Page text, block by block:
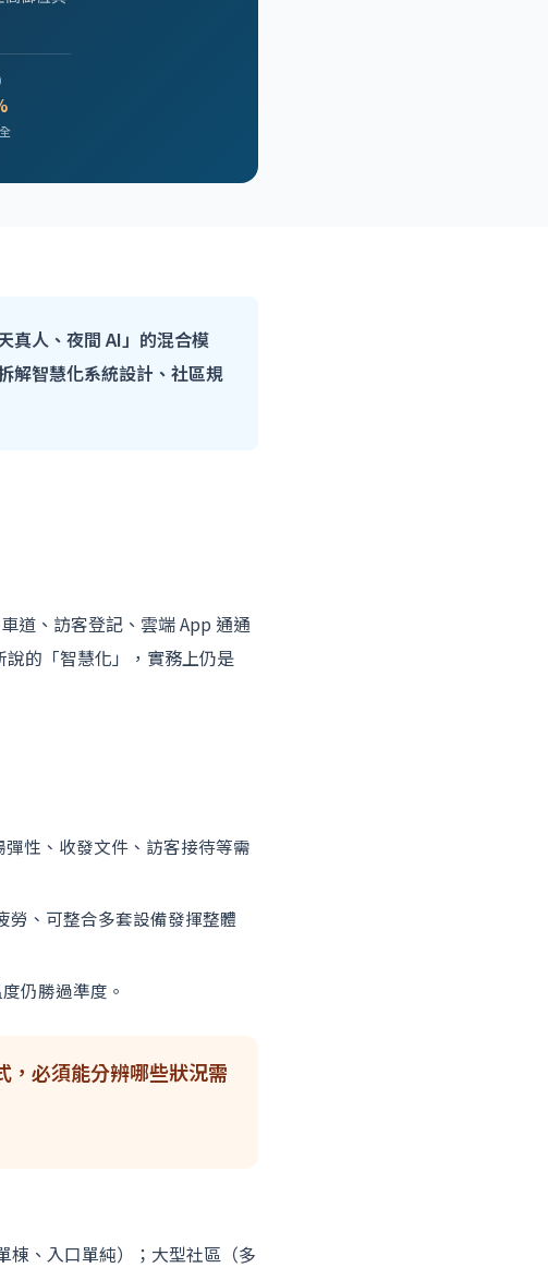
真人、夜間 AI」的混合模
解智慧化系統設計、社區規
道、訪客登記、雲端 App 通通
說的「智慧化」，實務上仍是
彈性、收發文件、訪客接待等需
勞、可整合多套設備發揮整體
仍勝過準度。
，必須能分辨哪些狀況需
棟、入口單純）；大型社區（多